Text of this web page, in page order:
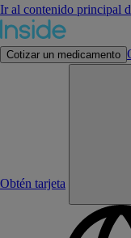
Ir al contenido principal
Cotizar un medicamento
Obtén tarjeta